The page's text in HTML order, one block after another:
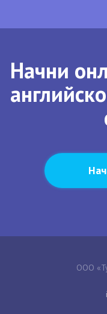
Начни
ООО